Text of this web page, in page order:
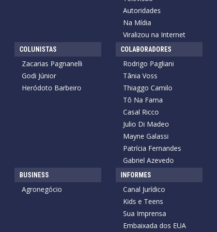
Autoridades
Na Mídia
Viralizou na Internet
COLUNISTAS
Zacarias Pagnanelli
Godi Júnior
Heródoto Barbeiro
COLABORADORES
Rodrigo Pagliani
Tânia Voss
Thiaggo Camilo
Tô Na Fama
Casal Ricco
Julio Di Madeo
Mayne Galassi
Patrícia Fernandes
Gabriel Azevedo
BUSINESS
Agronegócio
INFORMES
Canal Jurídico
Kids e Teens
Sua Imprensa
Embaixada dos EUA